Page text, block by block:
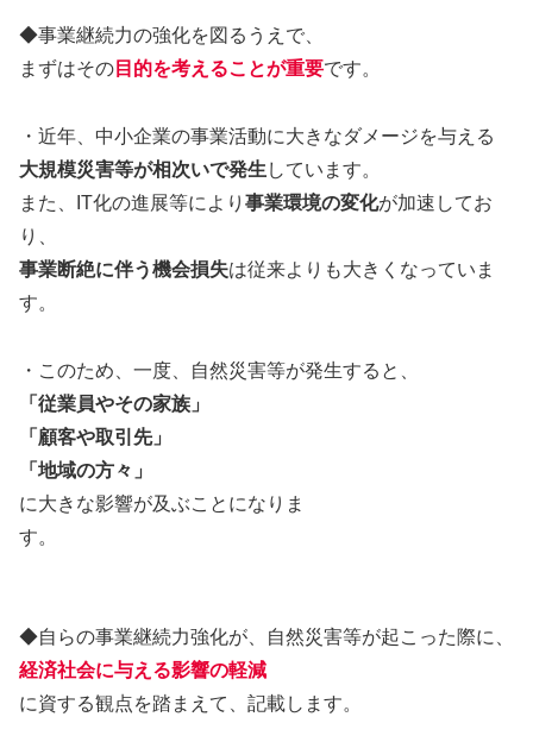
◆事業継続力の強化を図るうえで、
まずはその 目的を考えることが重要です。
・近年、中小企業の事業活動に大きなダメージを与える
大規模災害等が相次いで発生 しています。
また、IT化の進展等により 事業環境の変化が加速してお
り、
事業断絶に伴う機会損失は従来よりも大きくなっていま
す。
・このため、一度、自然災害等が発生すると、
「従業員やその家族」
「顧客や取引先」
「地域の方々」
に大きな影響が及ぶことになりま
す。
◆自らの事業継続力強化が、自然災害等が起こった際に、
経済社会に与える影響の軽減
に資する観点を踏まえて、記載します。